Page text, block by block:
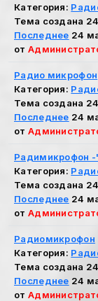
Категория:
Тема создана
Последнее 24
от
Радио микрофон
Категория:
Тема создана
Последнее 24
от
Радимикрофон
Категория:
Тема создана
Последнее 24
от
Радиомикрофон
Категория:
Тема создана
Последнее 24
от